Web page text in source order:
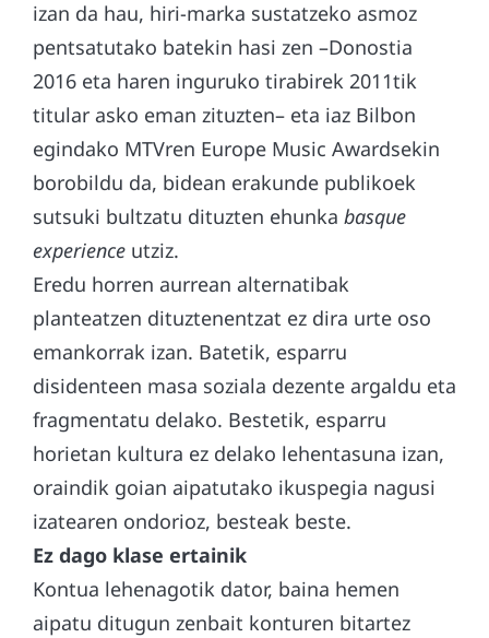
izan da hau, hiri-marka sustatzeko asmoz
pentsatutako batekin hasi zen –Donostia
2016 eta haren inguruko tirabirek 2011tik
titular asko eman zituzten– eta iaz Bilbon
egindako MTVren Europe Music Awardsekin
borobildu da, bidean erakunde publikoek
sutsuki bultzatu dituzten ehunka basque
experience utziz.
Eredu horren aurrean alternatibak
planteatzen dituztenentzat ez dira urte oso
emankorrak izan. Batetik, esparru
disidenteen masa soziala dezente argaldu eta
fragmentatu delako. Bestetik, esparru
horietan kultura ez delako lehentasuna izan,
oraindik goian aipatutako ikuspegia nagusi
izatearen ondorioz, besteak beste.
Ez dago klase ertainik
Kontua lehenagotik dator, baina hemen
aipatu ditugun zenbait konturen bitartez